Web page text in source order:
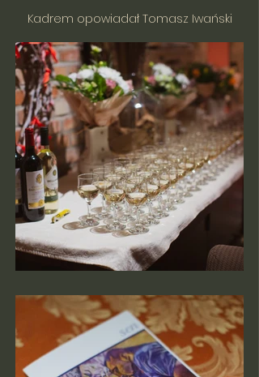
Kadrem opowiadał Tomasz Iwański